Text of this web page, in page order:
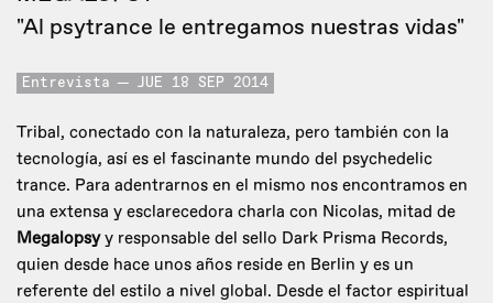
"Al psytrance le entregamos nuestras vidas"
Entrevista JUE 18 SEP 2014
Tribal, conectado con la naturaleza, pero también con la
tecnología, así es el fascinante mundo del psychedelic
trance. Para adentrarnos en el mismo nos encontramos en
una extensa y esclarecedora charla con Nicolas, mitad de
Megalopsyy responsable del sello Dark Prisma Records,
quien desde hace unos años reside en Berlin y es un
referente del estilo a nivel global. Desde el factor espiritual